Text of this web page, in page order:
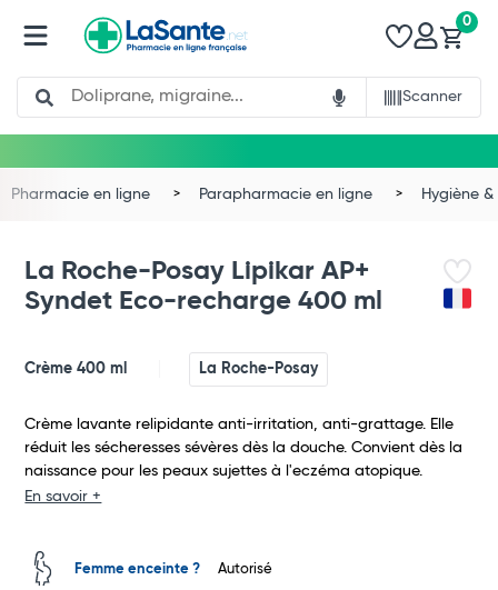
Search
Scanner
0
Total
Pharmacie en ligne Parapharmacie en ligne Hygiène
La Roche-Posay Lipikar AP+
Syndet Eco-recharge 400 ml
Crème 400 ml La Roche-Posay
Crème lavante relipidante anti-irritation, anti-grattage. Elle
réduit les sécheresses sévères dès la douche. Convient dès la
naissance pour les peaux sujettes à l'eczéma atopique.
En savoir +
Femme enceinte ? Autorisé